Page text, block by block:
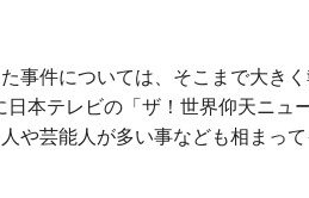
事件については、そこまで大き
本テレビの「ザ！世界仰天ニュ
や芸能人が多い事なども相まっ